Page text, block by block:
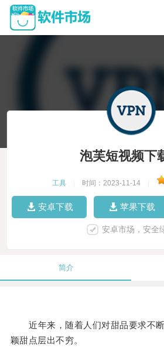
泡芙短视频下
工具 时间：2023-11-14
安卓下载 苹果下载
安卓市场，安全
简介
近年来，随着人们对甜品要求不断
颖甜点层出不穷。